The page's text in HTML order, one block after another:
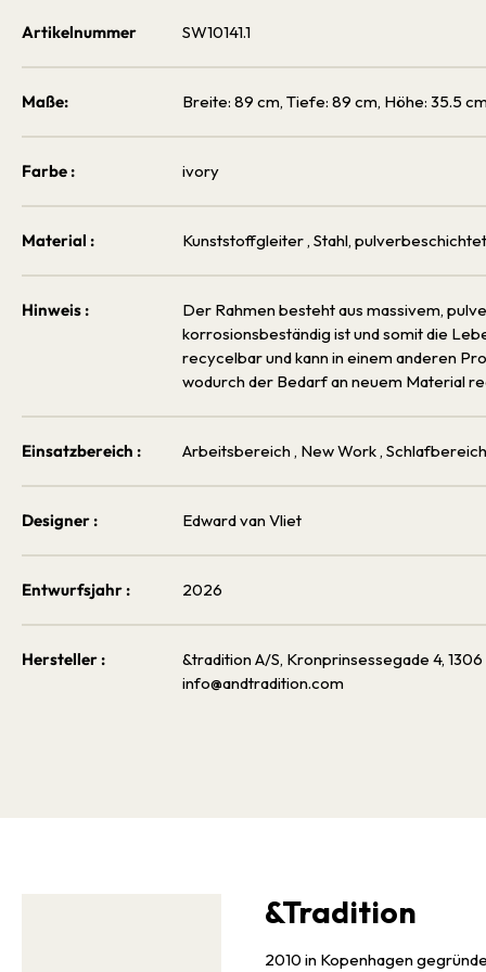
Artikelnummer SW10141.1
Maße: Breite: 89 cm, Tiefe: 89 cm, Höhe: 35.5 cm
Farbe : ivory
Material : Kunststoffgleiter, Stahl,
Hinweis :
Der Rahmen besteht aus massivem,
korrosionsbeständig ist und somit die
recycelbar und kann in einem anderen
wodurch der Bedarf an neuem Material
Einsatzbereich : Arbeitsbereich , New Work, Schlafbereich
Designer : Edward van Vliet
Entwurfsjahr : 2026
Hersteller :
&tradition A/S, Kronprinsessegade 4,
info@andtradition.com
&Tradition
2010 in Kopenhagen